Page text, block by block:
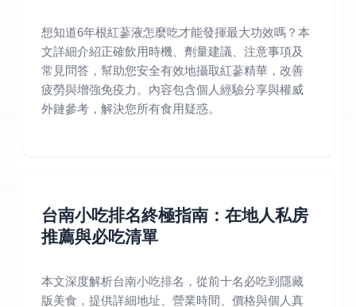
想知道6年根紅蔘液怎麼吃才能發揮最大功效嗎？本
文詳細介紹正確飲用時機、劑量建議、注意事項及
常見問答，幫助您安全有效地攝取紅蔘精華，改善
疲勞與增強免疫力。內容包含個人經驗分享與權威
外鏈參考，解決您所有食用疑惑。
台南小吃排名終極指南：在地人私房
推薦與必吃清單
本文深度解析台南小吃排名，從前十名必吃到隱藏
版美食，提供詳細地址、營業時間、價格與個人真